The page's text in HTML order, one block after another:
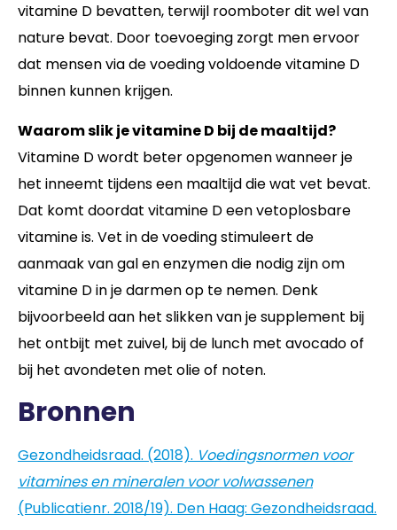
vitamine D bevatten, terwijl roomboter dit wel van
nature bevat. Door toevoeging zorgt men ervoor
dat mensen via de voeding voldoende vitamine D
binnen kunnen krijgen.
Waarom slik je vitamine D bij de maaltijd?
Vitamine D wordt beter opgenomen wanneer je
het inneemt tijdens een maaltijd die wat vet bevat.
Dat komt doordat vitamine D een vetoplosbare
vitamine is. Vet in de voeding stimuleert de
aanmaak van gal en enzymen die nodig zijn om
vitamine D in je darmen op te nemen. Denk
bijvoorbeeld aan het slikken van je supplement bij
het ontbijt met zuivel, bij de lunch met avocado of
bij het avondeten met olie of noten.
Bronnen
Gezondheidsraad. (2018). Voedingsnormen voor
vitamines en mineralen voor volwassenen
(Publicatienr. 2018/19). Den Haag: Gezondheidsraad.